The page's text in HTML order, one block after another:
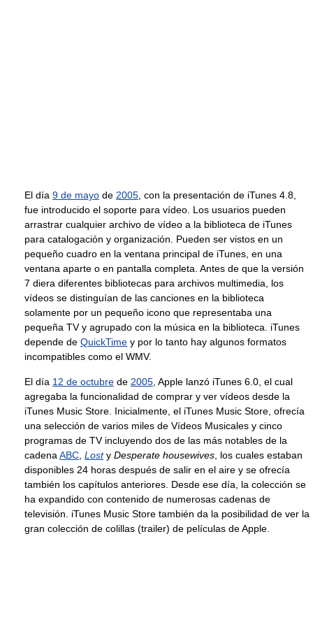
El día 9 de mayo de 2005, con la presentación de iTunes 4.8,
fue introducido el soporte para vídeo. Los usuarios pueden
arrastrar cualquier archivo de vídeo a la biblioteca de iTunes
para catalogación y organización. Pueden ser vistos en un
pequeño cuadro en la ventana principal de iTunes, en una
ventana aparte o en pantalla completa. Antes de que la versión
7 diera diferentes bibliotecas para archivos multimedia, los
vídeos se distinguían de las canciones en la biblioteca
solamente por un pequeño icono que representaba una
pequeña TV y agrupado con la música en la biblioteca. iTunes
depende de QuickTime y por lo tanto hay algunos formatos
incompatibles como el WMV.
El día 12 de octubre de 2005, Apple lanzó iTunes 6.0, el cual
agregaba la funcionalidad de comprar y ver vídeos desde la
iTunes Music Store. Inicialmente, el iTunes Music Store, ofrecía
una selección de varios miles de Vídeos Musicales y cinco
programas de TV incluyendo dos de las más notables de la
cadenaABC, Losty Desperate housewives, los cuales estaban
disponibles 24 horas después de salir en el aire y se ofrecía
también los capítulos anteriores. Desde ese día, la colección se
ha expandido con contenido de numerosas cadenas de
televisión. iTunes Music Store también da la posibilidad de ver la
gran colección de colillas (trailer) de películas de Apple.